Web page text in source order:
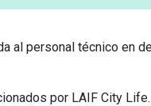
al personal técnico en
por LAIF City